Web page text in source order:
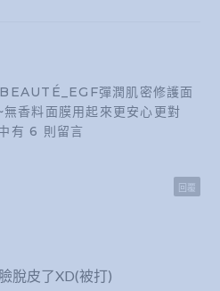
彈潤肌密修護面
香料面膜用起來更安心更對
有 6 則留言
脫皮了XD(被打)
回覆